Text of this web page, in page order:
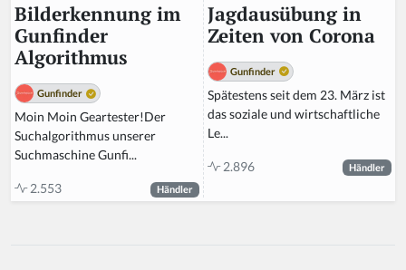
Bilderkennung im
Gunfinder
Algorithmus
Gunfinder
Moin Moin Geartester!Der
Suchalgorithmus unserer
Suchmaschine Gunfi...
2.553 Händler
Jagdausübung in
Zeiten von Corona
Gunfinder
Spätestens seit dem 23. März ist
das soziale und wirtschaftliche
Le...
2.896 Händler